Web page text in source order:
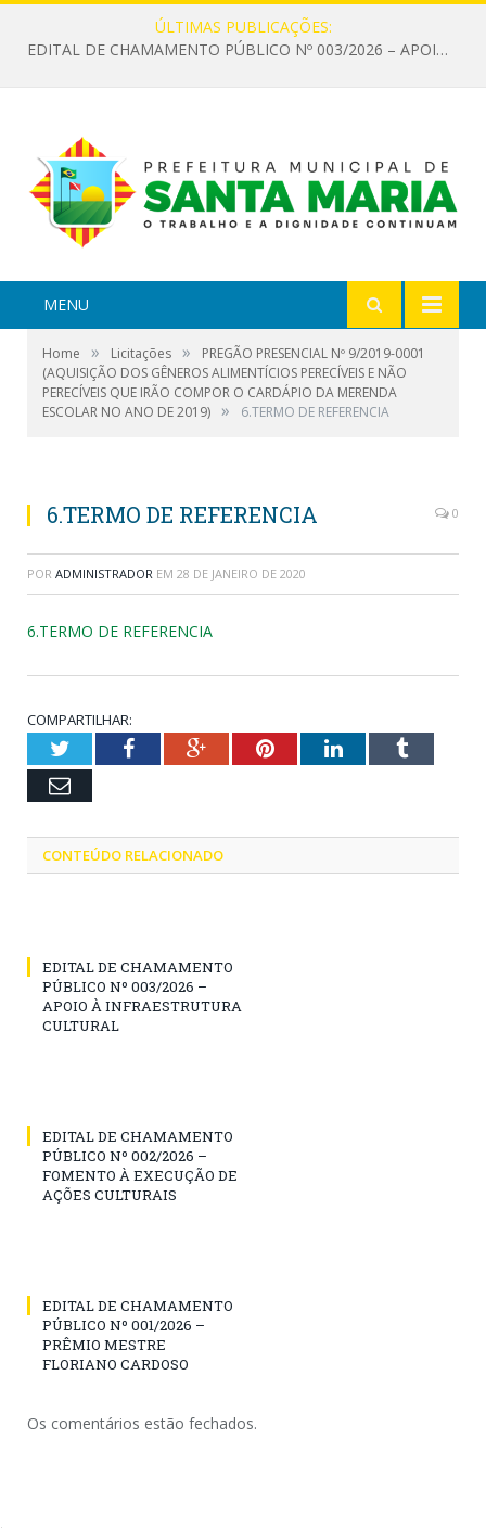
ÚLTIMAS PUBLICAÇÕES:
EDITAL DE CHAMAMENTO PÚBLICO Nº 003/2026 – APOIO À INFRAESTRUTURA CULTURAL
MENU
Home » Licitações »
PREGÃO PRESENCIAL Nº 9/2019-0001
(AQUISIÇÃO DOS GÊNEROS ALIMENTÍCIOS PERECÍVEIS E NÃO
PERECÍVEIS QUE IRÃO COMPOR O CARDÁPIO DA MERENDA
ESCOLAR NO ANO DE 2019) » 6.TERMO DE REFERENCIA
6.TERMO DE REFERENCIA 0
POR ADMINISTRADOR EM 28 DE JANEIRO DE 2020
6.TERMO DE REFERENCIA
COMPARTILHAR:
TwitterFacebookGoogle+PinterestLinkedInTumblr
Email
CONTEÚDO RELACIONADO
EDITAL DE CHAMAMENTO
PÚBLICO Nº 003/2026 –
APOIO À INFRAESTRUTURA
CULTURAL
EDITAL DE CHAMAMENTO
PÚBLICO Nº 002/2026 –
FOMENTO À EXECUÇÃO DE
AÇÕES CULTURAIS
EDITAL DE CHAMAMENTO
PÚBLICO Nº 001/2026 –
PRÊMIO MESTRE
FLORIANO CARDOSO
Os comentários estão fechados.